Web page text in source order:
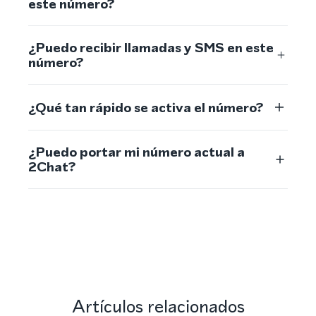
este número?
¿Puedo recibir llamadas y SMS en este
número?
¿Qué tan rápido se activa el número?
¿Puedo portar mi número actual a
2Chat?
Artículos relacionados